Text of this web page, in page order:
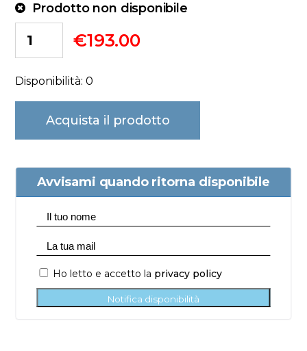
Prodotto non disponibile
€193.00
Disponibilità: 0
Acquista il prodotto
Avvisami quando ritorna disponibile
Ho letto e accetto la privacy policy
Notifica disponibilità